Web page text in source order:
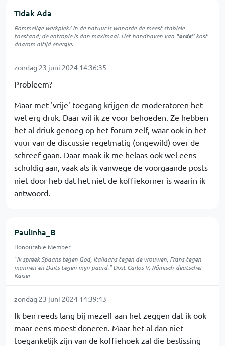
Tidak Ada
Rommelige werkplek?In de natuur iswanordede meest stabiele
toestand; de entropie is dan maximaal. Het handhaven van "orde"kost
daarom altijd energie.
zondag 23 juni 2024 14:36:35
Probleem?
Maar met 'vrije' toegang krijgen de moderatoren het
wel erg druk. Daar wil ik ze voor behoeden. Ze hebben
het al driuk genoeg op het forum zelf, waar ook in het
vuur van de discussie regelmatig (ongewild) over de
schreef gaan. Daar maak ik me helaas ook wel eens
schuldig aan, vaak als ik vanwege de voorgaande posts
niet door heb dat het niet de koffiekorner is waarin ik
antwoord.
Paulinha_B
Honourable Member
"Ik spreek Spaans tegen God, Italiaans tegen de vrouwen, Frans tegen
mannen en Duits tegen mijn paard." Dixit Carlos V, Römisch-deutscher
Kaiser
zondag 23 juni 2024 14:39:43
Ik ben reeds lang bij mezelf aan het zeggen dat ik ook
maar eens moest doneren. Maar het al dan niet
toegankelijk zijn van de koffiehoek zal die beslissing